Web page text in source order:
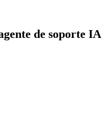
de soporte IA